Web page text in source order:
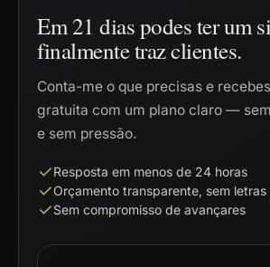
Em 21 dias podes ter um
finalmente traz clientes.
Conta-me o que precisas e
gratuita com um plano claro —
e sem pressão.
Resposta em menos de 24 horas
Orçamento transparente, sem
Sem compromisso de avançares